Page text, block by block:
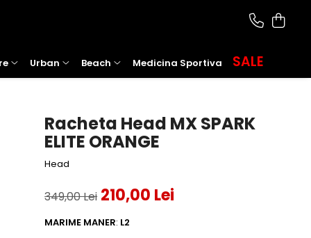
Urban Beach Medicina Sportiva SALE
Racheta Head MX SPARK
ELITE ORANGE
Head
349,00 Lei 210,00 Lei
MARIME MANER: L2